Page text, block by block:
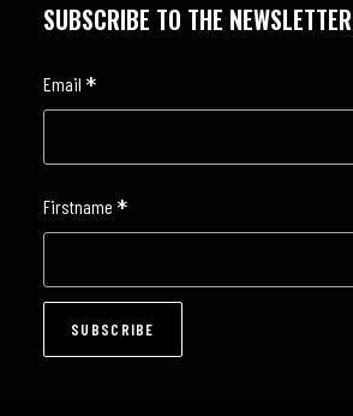
SUBSCRIBE TO THE NEWSLETTER
Email *
Firstname *